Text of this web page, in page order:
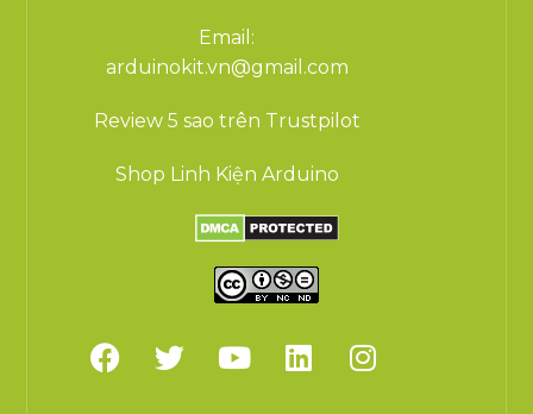
Email:
arduinokit.vn@gmail.com
Review 5 sao trên Trustpilot
Shop Linh Kiện Arduino